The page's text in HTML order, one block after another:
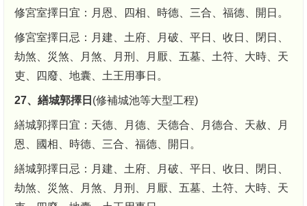
修宮室擇日宜：月恩、四相、時德、三合、福德、開日。
修宮室擇日忌：月建、土府、月破、平日、收日、閉日、
劫煞、災煞、月煞、月刑、月厭、五墓、土符、大時、天
吏、四廢、地囊、土王用事日。
27、繕城郭擇日 (修補城池等大型工程)
繕城郭擇日宜：天德、月德、天德合、月德合、天赦、月
恩、國相、時德、三合、福德、開日。
繕城郭擇日忌：月建、土府、月破、平日、收日、閉日、
劫煞、災煞、月煞、月刑、月厭、五墓、土符、大時、天